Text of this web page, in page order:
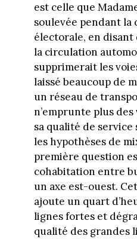
est celle que
soulevée pendant la
électorale, en
la circulation
supprimerait les
laissé beaucoup de
un réseau de
n’emprunte plus
sa qualité de service
les hypothèses de
première question
cohabitation entre
un axe est-ouest.
ajoute un quart
lignes fortes et
qualité des grandes